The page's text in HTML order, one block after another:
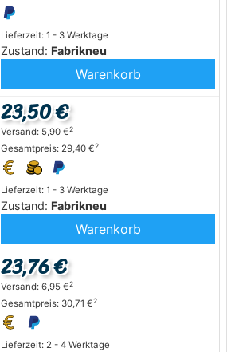
Lieferzeit: 1 - 3 Werktage
Zustand: Fabrikneu
Warenkorb
Lieferzeit: 1 - 3 Werktage
Zustand: Fabrikneu
23,50 €
Versand: 5,90 €2
Gesamtpreis: 29,40 €2
Warenkorb
Lieferzeit: 2 - 4 Werktage
23,76 €
Versand: 6,95 €2
Gesamtpreis: 30,71 €2